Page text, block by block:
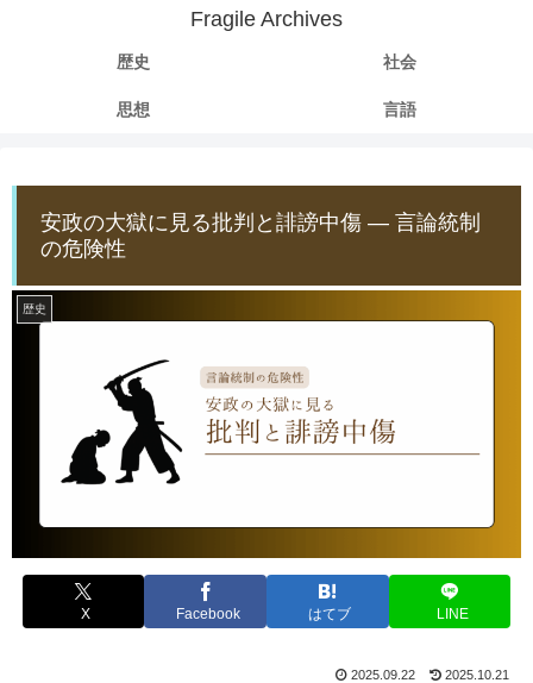
Fragile Archives
歴史 社会
思想 言語
安政の大獄に見る批判と誹謗中傷 ― 言論統制
の危険性
歴史
X Facebook はてブ LINE
2025.09.22 2025.10.21